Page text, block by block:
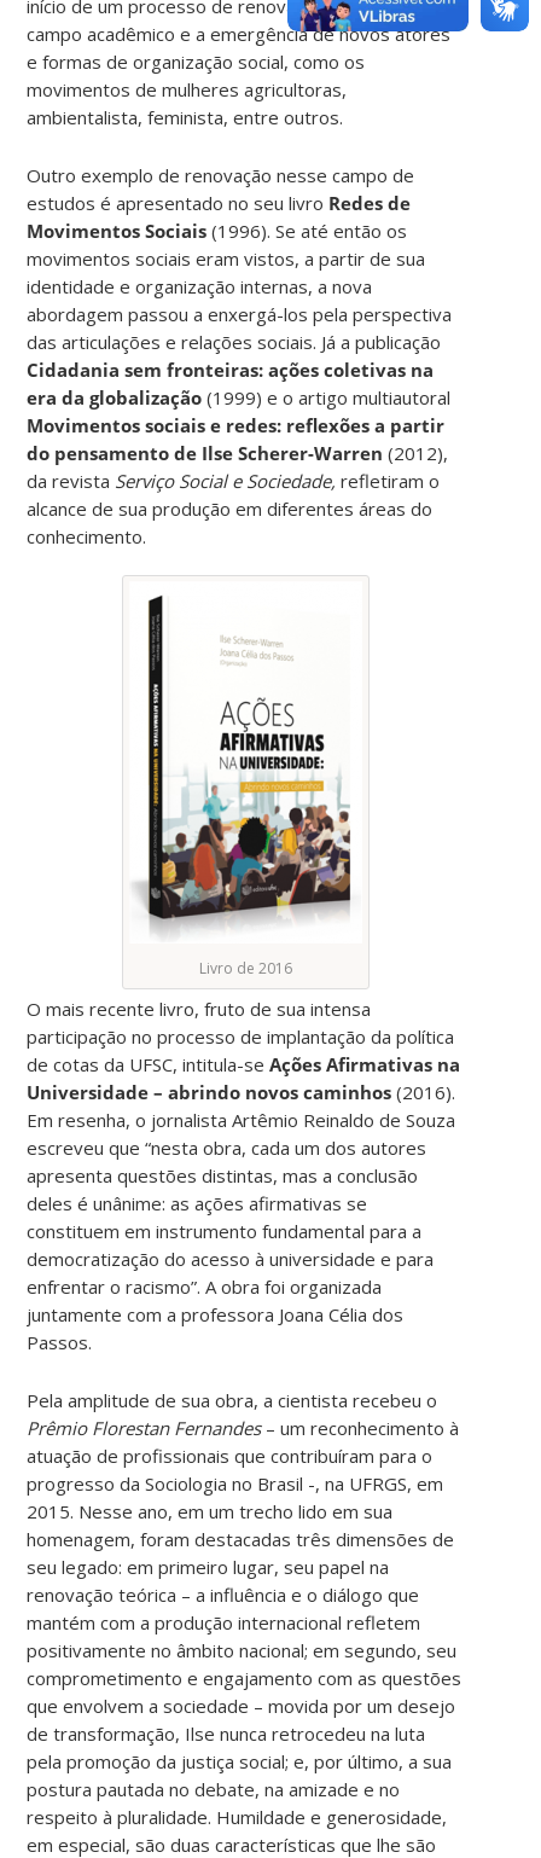
início de um processo de renovação teórica no
campo acadêmico e a emergência de novos atores
e formas de organização social, como os
movimentos de mulheres agricultoras,
ambientalista, feminista, entre outros.
Outro exemplo de renovação nesse campo de
estudos é apresentado no seu livro Redes de
Movimentos Sociais (1996). Se até então os
movimentos sociais eram vistos, a partir de sua
identidade e organização internas, a nova
abordagem passou a enxergá-los pela perspectiva
das articulações e relações sociais. Já a publicação
Cidadania sem fronteiras: ações coletivas na
era da globalização (1999) e o artigo multiautoral
Movimentos sociais e redes: reflexões a partir
do pensamento de Ilse Scherer-Warren (2012),
da revista Serviço Social e Sociedade,refletiram o
alcance de sua produção em diferentes áreas do
conhecimento.
Livro de 2016
O mais recente livro, fruto de sua intensa
participação no processo de implantação da política
de cotas da UFSC, intitula-seAções Afirmativas na
Universidade – abrindo novos caminhos (2016).
Em resenha, o jornalista Artêmio Reinaldo de Souza
escreveu que “nesta obra, cada um dos autores
apresenta questões distintas, mas a conclusão
deles é unânime: as ações afirmativas se
constituem em instrumento fundamental para a
democratização do acesso à universidade e para
enfrentar o racismo”. A obra foi organizada
juntamente com a professora Joana Célia dos
Passos.
Pela amplitude de sua obra, a cientista recebeu o
Prêmio Florestan Fernandes– um reconhecimento à
atuação de profissionais que contribuíram para o
progresso da Sociologia no Brasil -, na UFRGS, em
2015. Nesse ano, em um trecho lido em sua
homenagem, foram destacadas três dimensões de
seu legado: em primeiro lugar, seu papel na
renovação teórica – a influência e o diálogo que
mantém com a produção internacional refletem
positivamente no âmbito nacional; em segundo, seu
comprometimento e engajamento com as questões
que envolvem a sociedade – movida por um desejo
de transformação, Ilse nunca retrocedeu na luta
pela promoção da justiça social; e, por último, a sua
postura pautada no debate, na amizade e no
respeito à pluralidade. Humildade e generosidade,
em especial, são duas características que lhe são